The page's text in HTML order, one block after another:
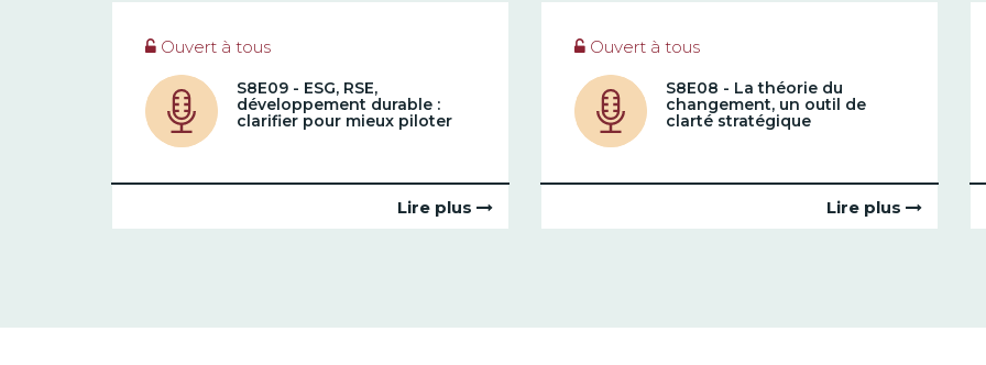
Ouvert à tous
S8E09 - ESG, RSE,
développement durable :
clarifier pour mieux piloter
Lire plus
Ouvert à tous
S8E08 - La théorie du
changement, un outil de
clarté stratégique
Lire plus